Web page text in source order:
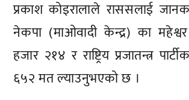
प्रकाश कोइरालाले राससलाई
नेकपा (माओवादी केन्द्र) का
हजार २१४ र राष्ट्रिय प्रजातन्त्र
६५२ मत ल्याउनुभएको छ ।